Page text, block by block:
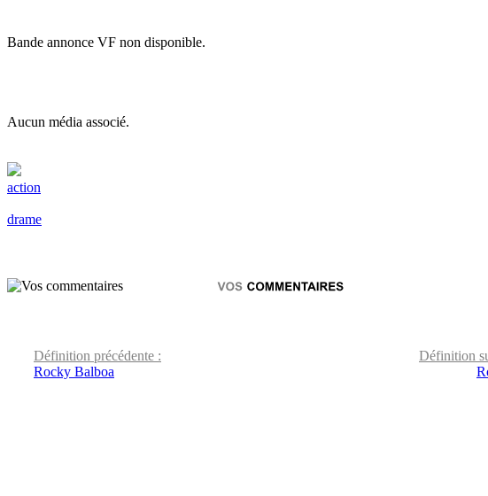
Bande annonce VF non disponible.
Aucun média associé.
action
drame
Définition précédente :
Rocky Balboa
Définition